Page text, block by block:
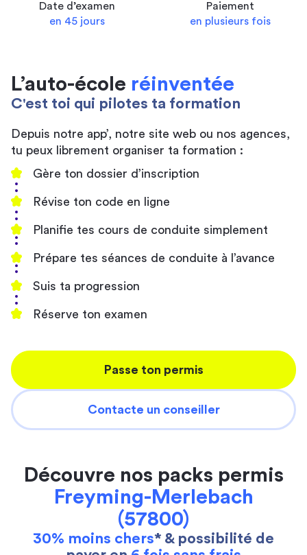
Date d’examen
en 45 jours
Paiement
en plusieurs fois
L’auto-école réinventée
C'est toi qui pilotes ta formation
Depuis notre app’, notre site web ou nos agences,
tu peux librement organiser ta formation :
Gère ton dossier d’inscription
Révise ton code en ligne
Planifie tes cours de conduite simplement
Prépare tes séances de conduite à l’avance
Suis ta progression
Réserve ton examen
Passe ton permis
Contacte un conseiller
Découvre nos packs permis
Freyming-Merlebach
(57800)
30% moins chers* & possibilité de